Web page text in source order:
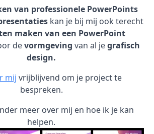
van professionele PowerPoints
kan je bij mij ook terecht
maken van een PowerPoint
devormgeving van al jegrafisch
design.
mij vrijblijvend om je project te
bespreken.
meer over mij en hoe ik je kan
helpen.